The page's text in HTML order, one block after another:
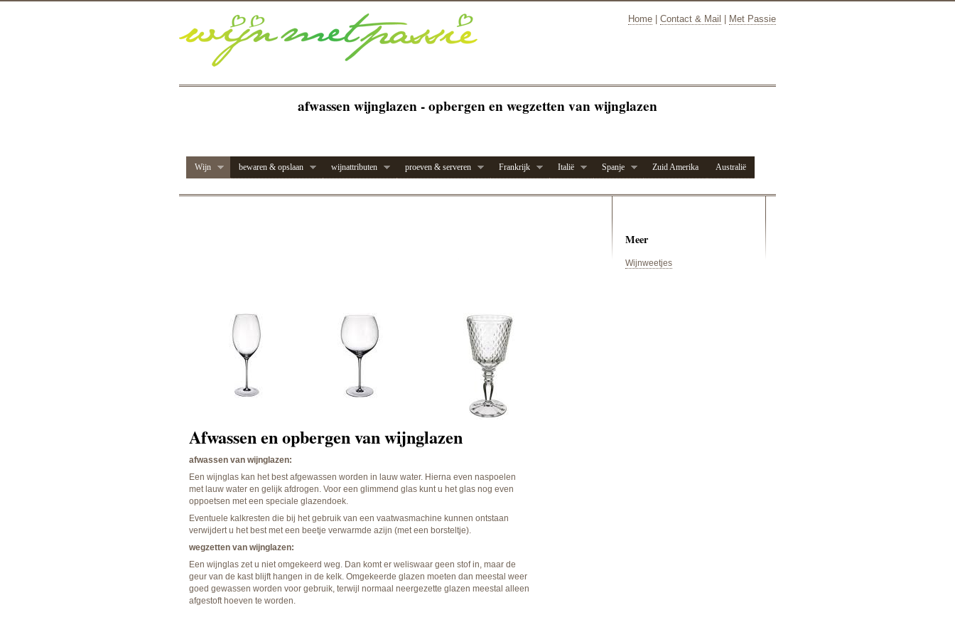
Home Contact & Mail Met Passie
afwassen wijnglazen - opbergen en wegzetten van wijnglazen
Afwassen en opbergen van wijnglazen
afwassen van wijnglazen:
Een wijnglas kan het best afgewassen worden in lauw water. Hierna even naspoelen
met lauw water en gelijk afdrogen. Voor een glimmend glas kunt u het glas nog even
oppoetsen met een speciale glazendoek.
Eventuele kalkresten die bij het gebruik van een vaatwasmachine kunnen ontstaan
verwijdert u het best met een beetje verwarmde azijn (met een borsteltje).
wegzetten van wijnglazen:
Een wijnglas zet u niet omgekeerd weg. Dan komt er weliswaar geen stof in, maar de
geur van de kast blijft hangen in de kelk. Omgekeerde glazen moeten dan meestal weer
goed gewassen worden voor gebruik, terwijl normaal neergezette glazen meestal alleen
afgestoft hoeven te worden.
Meer
Wijnweetjes
Wijn bewaren & opslaan wijnattributen proeven & serveren Frankrijk Italië Spanje Zuid Amerika Australië